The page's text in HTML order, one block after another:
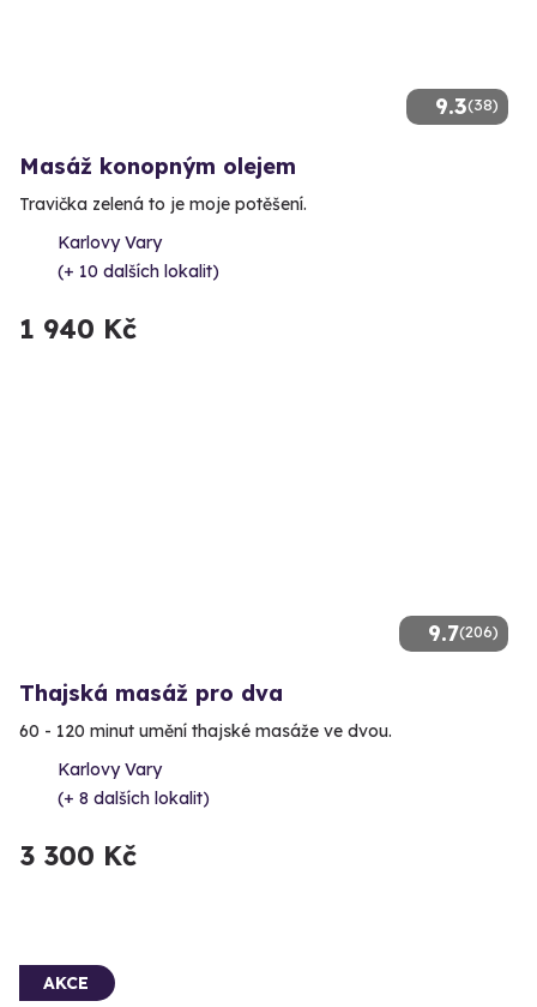
9.3(38)
Masáž konopným olejem
Travička zelená to je moje potěšení.
Karlovy Vary
(+ 10 dalších lokalit)
1 940 Kč
9.7(206)
Thajská masáž pro dva
60 - 120 minut umění thajské masáže ve dvou.
Karlovy Vary
(+ 8 dalších lokalit)
3 300 Kč
AKCE